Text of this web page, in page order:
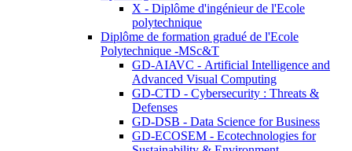
X - Diplôme d'ingénieur de l'Ecole
polytechnique
Diplôme de formation gradué de l'Ecole
Polytechnique -MSc&T
GD-AIAVC - Artificial Intelligence and
Advanced Visual Computing
GD-CTD - Cybersecurity : Threats &
Defenses
GD-DSB - Data Science for Business
GD-ECOSEM - Ecotechnologies for